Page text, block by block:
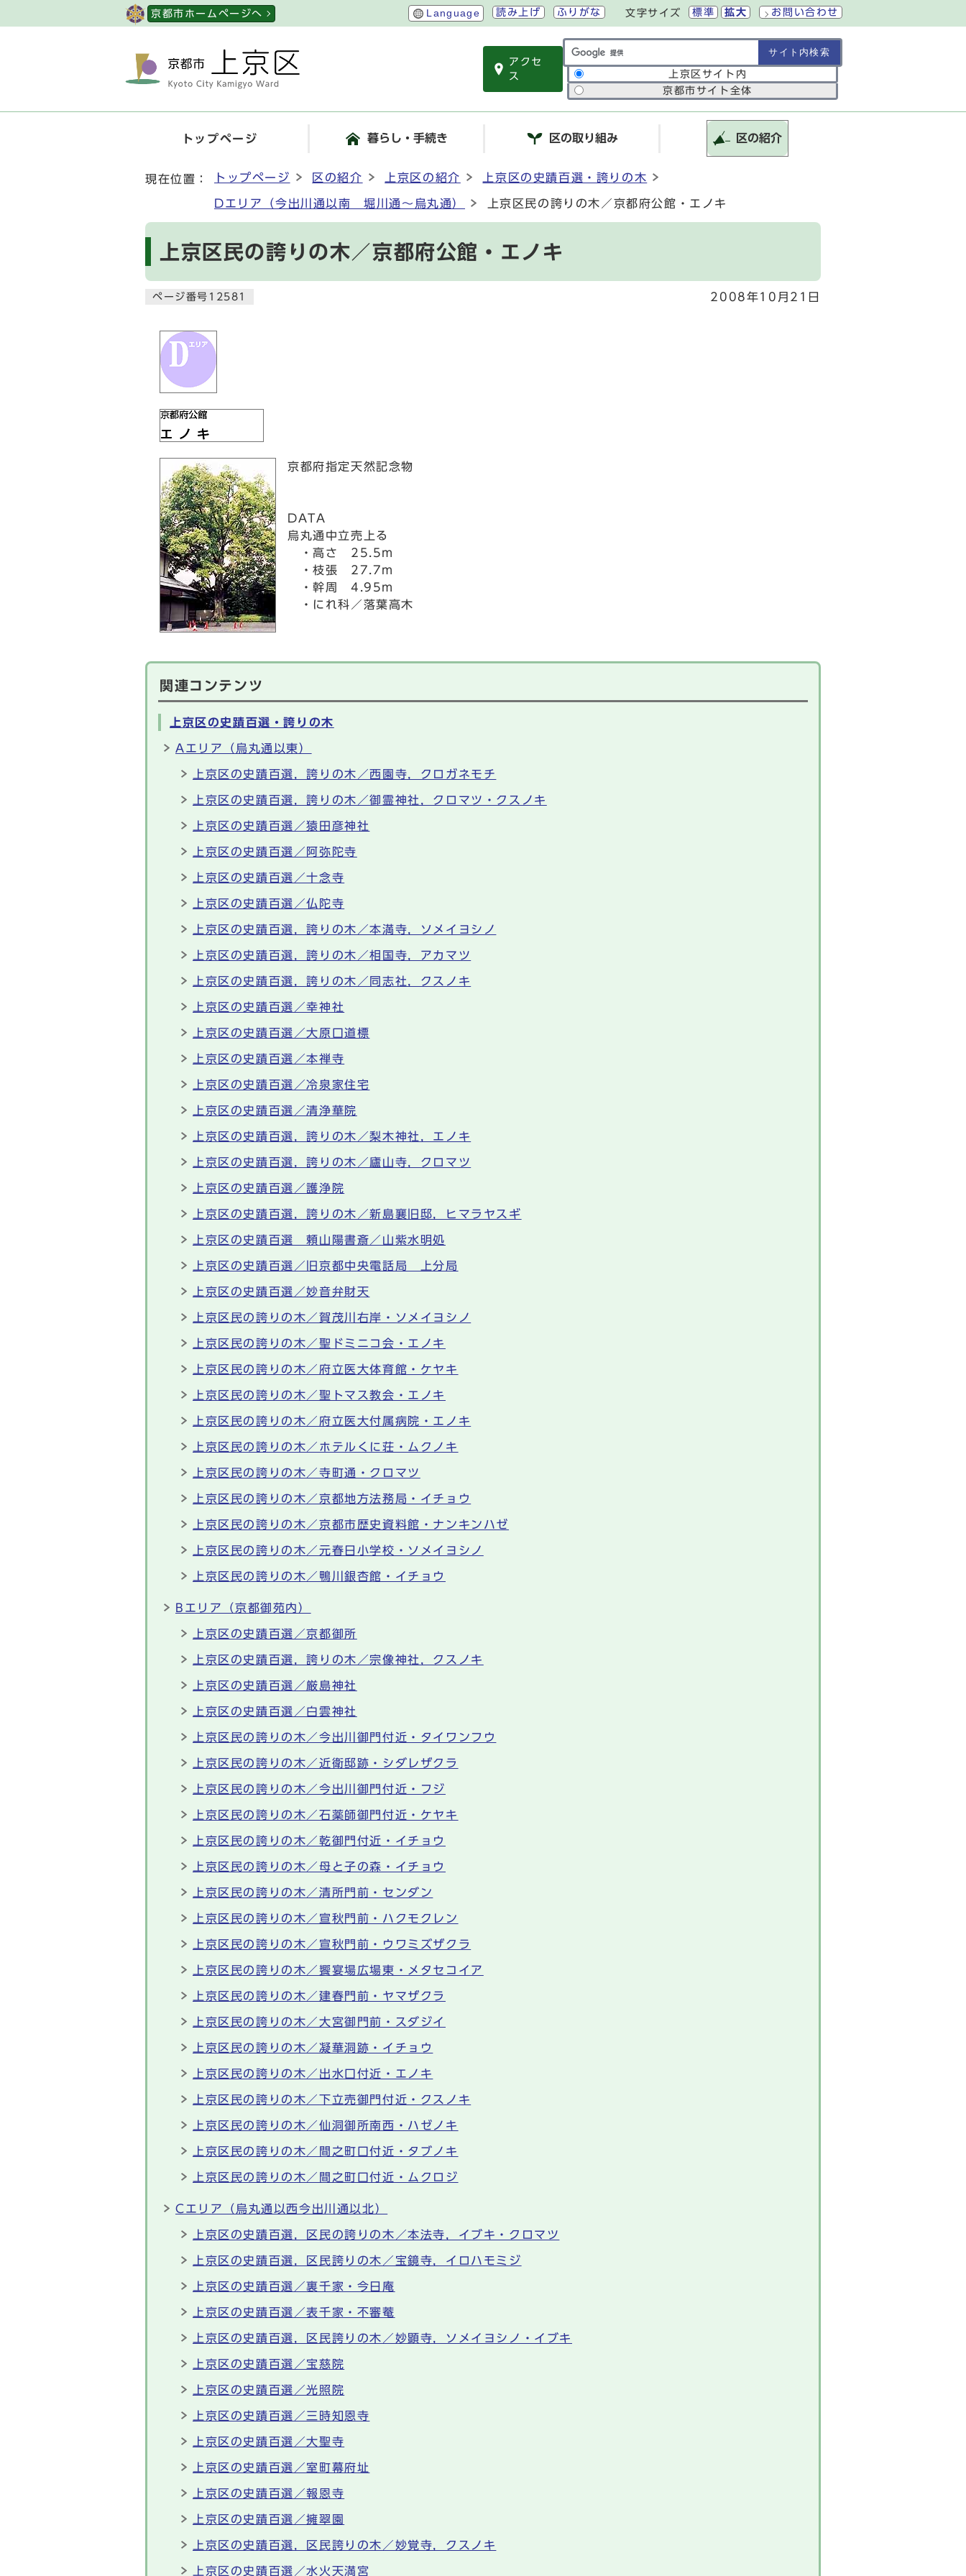
京都市ホームページへ Language 読み上げ ふりがな 文字サイズ 標準 拡大 お問い合わせ
アクセ
ス
サイト内検索の範囲
上京区サイト内
京都市サイト全体
トップページ 暮らし・手続き 区の取り組み 区の紹介
現在位置： トップページ 区の紹介 上京区の紹介 上京区の史蹟百選・誇りの木
Dエリア（今出川通以南 堀川通～烏丸通） 上京区民の誇りの木／京都府公館・エノキ
上京区民の誇りの木／京都府公館・エノキ
ページ番号12581 2008年10月21日
京都府指定天然記念物
DATA
烏丸通中立売上る
・高さ 25.5m
・枝張 27.7m
・幹周 4.95m
・にれ科／落葉高木
関連コンテンツ
上京区の史蹟百選・誇りの木
Aエリア（烏丸通以東）
上京区の史蹟百選，誇りの木／西園寺，クロガネモチ
上京区の史蹟百選，誇りの木／御霊神社，クロマツ・クスノキ
上京区の史蹟百選／猿田彦神社
上京区の史蹟百選／阿弥陀寺
上京区の史蹟百選／十念寺
上京区の史蹟百選／仏陀寺
上京区の史蹟百選，誇りの木／本満寺，ソメイヨシノ
上京区の史蹟百選，誇りの木／相国寺，アカマツ
上京区の史蹟百選，誇りの木／同志社，クスノキ
上京区の史蹟百選／幸神社
上京区の史蹟百選／大原口道標
上京区の史蹟百選／本禅寺
上京区の史蹟百選／冷泉家住宅
上京区の史蹟百選／清浄華院
上京区の史蹟百選，誇りの木／梨木神社，エノキ
上京区の史蹟百選，誇りの木／廬山寺，クロマツ
上京区の史蹟百選／護浄院
上京区の史蹟百選，誇りの木／新島襄旧邸，ヒマラヤスギ
上京区の史蹟百選 頼山陽書斎／山紫水明処
上京区の史蹟百選／旧京都中央電話局 上分局
上京区の史蹟百選／妙音弁財天
上京区民の誇りの木／賀茂川右岸・ソメイヨシノ
上京区民の誇りの木／聖ドミニコ会・エノキ
上京区民の誇りの木／府立医大体育館・ケヤキ
上京区民の誇りの木／聖トマス教会・エノキ
上京区民の誇りの木／府立医大付属病院・エノキ
上京区民の誇りの木／ホテルくに荘・ムクノキ
上京区民の誇りの木／寺町通・クロマツ
上京区民の誇りの木／京都地方法務局・イチョウ
上京区民の誇りの木／京都市歴史資料館・ナンキンハゼ
上京区民の誇りの木／元春日小学校・ソメイヨシノ
上京区民の誇りの木／鴨川銀杏館・イチョウ
Bエリア（京都御苑内）
上京区の史蹟百選／京都御所
上京区の史蹟百選，誇りの木／宗像神社，クスノキ
上京区の史蹟百選／厳島神社
上京区の史蹟百選／白雲神社
上京区民の誇りの木／今出川御門付近・タイワンフウ
上京区民の誇りの木／近衛邸跡・シダレザクラ
上京区民の誇りの木／今出川御門付近・フジ
上京区民の誇りの木／石薬師御門付近・ケヤキ
上京区民の誇りの木／乾御門付近・イチョウ
上京区民の誇りの木／母と子の森・イチョウ
上京区民の誇りの木／清所門前・センダン
上京区民の誇りの木／宣秋門前・ハクモクレン
上京区民の誇りの木／宣秋門前・ウワミズザクラ
上京区民の誇りの木／饗宴場広場東・メタセコイア
上京区民の誇りの木／建春門前・ヤマザクラ
上京区民の誇りの木／大宮御門前・スダジイ
上京区民の誇りの木／凝華洞跡・イチョウ
上京区民の誇りの木／出水口付近・エノキ
上京区民の誇りの木／下立売御門付近・クスノキ
上京区民の誇りの木／仙洞御所南西・ハゼノキ
上京区民の誇りの木／間之町口付近・タブノキ
上京区民の誇りの木／間之町口付近・ムクロジ
Cエリア（烏丸通以西今出川通以北）
上京区の史蹟百選，区民の誇りの木／本法寺，イブキ・クロマツ
上京区の史蹟百選，区民誇りの木／宝鏡寺，イロハモミジ
上京区の史蹟百選／裏千家・今日庵
上京区の史蹟百選／表千家・不審菴
上京区の史蹟百選，区民誇りの木／妙顕寺，ソメイヨシノ・イブキ
上京区の史蹟百選／宝慈院
上京区の史蹟百選／光照院
上京区の史蹟百選／三時知恩寺
上京区の史蹟百選／大聖寺
上京区の史蹟百選／室町幕府址
上京区の史蹟百選／報恩寺
上京区の史蹟百選／擁翠園
上京区の史蹟百選，区民誇りの木／妙覚寺，クスノキ
上京区の史蹟百選／水火天満宮